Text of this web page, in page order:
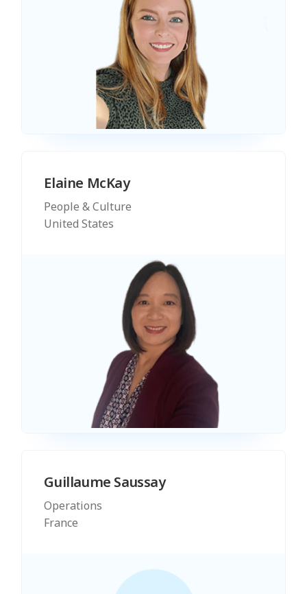
Elaine McKay
People & Culture
United States
Guillaume Saussay
Operations
France